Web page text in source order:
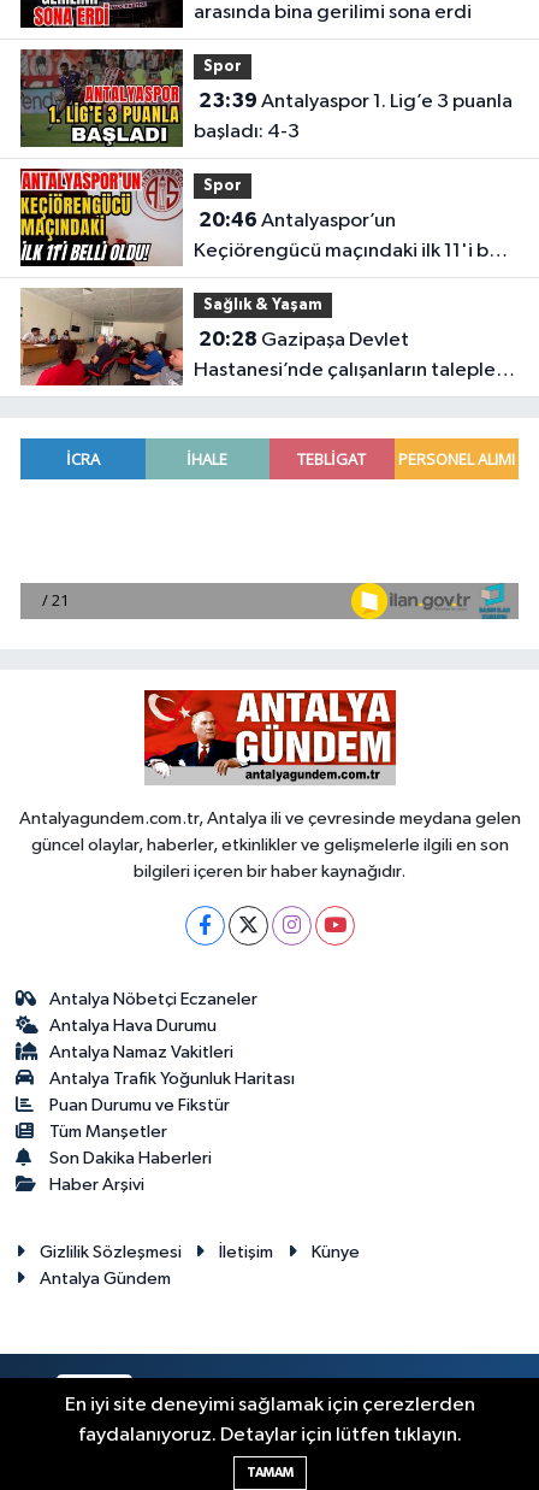
arasında bina gerilimi sona erdi
Spor
23:39
başladı: 4-3
Spor
20:46
Keçiörengücü maçındaki ilk 11'i belli
oldu!
Sağlık & Yaşam
20:28
Hastanesi’nde çalışanların talepleri
masaya yatırıldı
Antalyagundem.com.tr, Antalya ili ve çevresinde meydana gelen
güncel olaylar, haberler, etkinlikler ve gelişmelerle ilgili en son
bilgileri içeren bir haber kaynağıdır.
Antalya Nöbetçi Eczaneler
Antalya Hava Durumu
Antalya Namaz Vakitleri
Antalya Trafik Yoğunluk Haritası
Puan Durumu ve Fikstür
Tüm Manşetler
Son Dakika Haberleri
Haber Arşivi
Gizlilik Sözleşmesi İletişim
Künye
Antalya Gündem
RSS Copyright © 2024. Her hakkı saklıdır.
Haber Yazılımı:
En iyi site deneyimi sağlamak için çerezlerden
faydalanıyoruz. Detaylar için lütfen tıklayın.
TAMAM